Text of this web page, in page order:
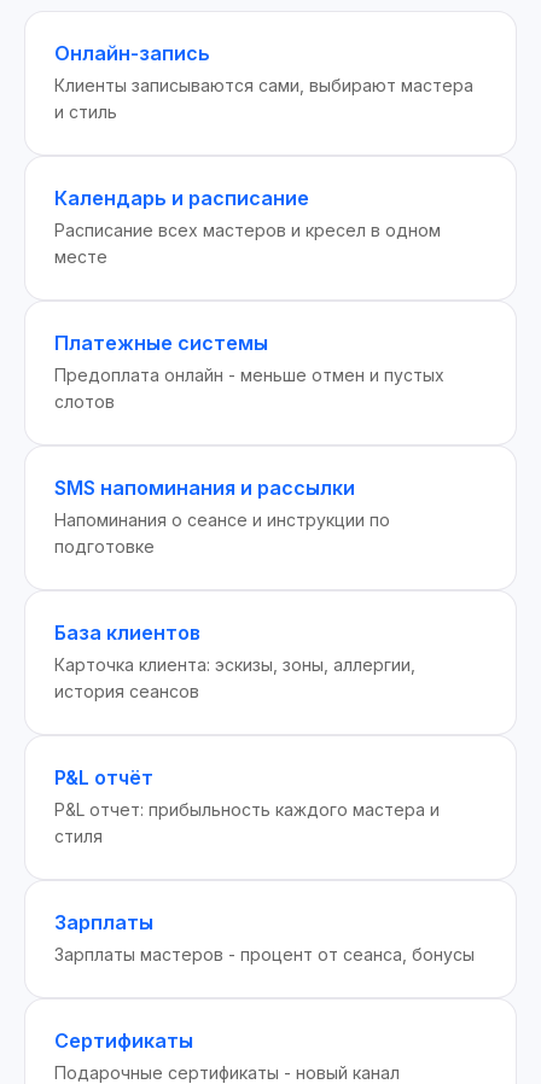
Онлайн-запись
Клиенты записываются сами, выбирают мастера
и стиль
Календарь и расписание
Расписание всех мастеров и кресел в одном
месте
Платежные системы
Предоплата онлайн - меньше отмен и пустых
слотов
SMS напоминания и рассылки
Напоминания о сеансе и инструкции по
подготовке
База клиентов
Карточка клиента: эскизы, зоны, аллергии,
история сеансов
P&L отчёт
P&L отчет: прибыльность каждого мастера и
стиля
Зарплаты
Зарплаты мастеров - процент от сеанса, бонусы
Сертификаты
Подарочные сертификаты - новый канал